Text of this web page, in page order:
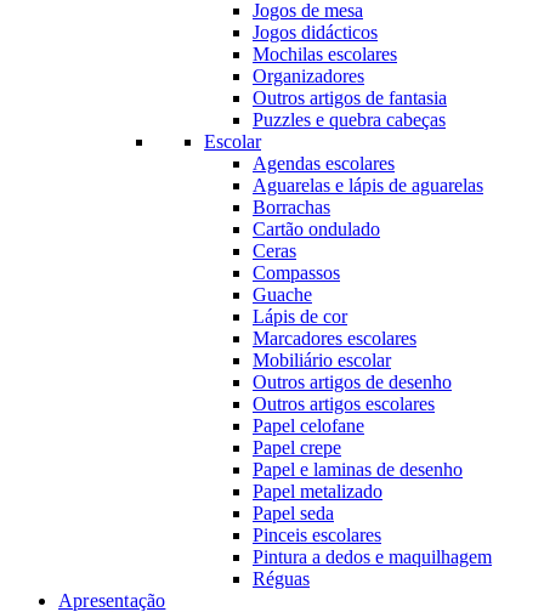
Jogos de mesa
Jogos didácticos
Mochilas escolares
Organizadores
Outros artigos de fantasia
Puzzles e quebra cabeças
Escolar
Agendas escolares
Aguarelas e lápis de aguarelas
Borrachas
Cartão ondulado
Ceras
Compassos
Guache
Lápis de cor
Marcadores escolares
Mobiliário escolar
Outros artigos de desenho
Outros artigos escolares
Papel celofane
Papel crepe
Papel e laminas de desenho
Papel metalizado
Papel seda
Pinceis escolares
Pintura a dedos e maquilhagem
Réguas
Apresentação